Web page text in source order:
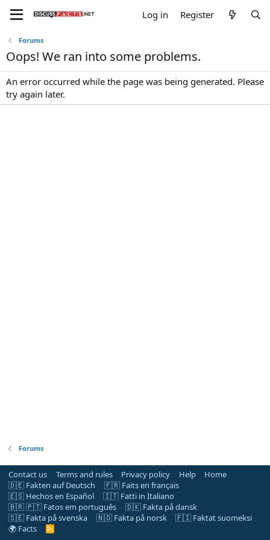
Log in Register
Forums
Oops! We ran into some problems.
An error occurred while the page was being generated. Please
try again later.
Forums
Contact us Terms and rules Privacy policy Help
Home
🇩🇪 Fakten auf Deutsch
🇫🇷 Faits en français
🇪🇸 Hechos en Español
🇮🇹 Fatti in Italiano
🇧🇷 🇵🇹 Fatos em português
🇩🇰 Fakta på dansk
🇸🇪 Fakta på svenska
🇳🇴 Fakta på norsk
🇫🇮 Faktat suomeksi
🌍 Facts
R